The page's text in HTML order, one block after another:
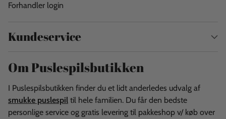
Forhandler login
Kundeservice
Om Puslespilsbutikken
I Puslespilsbutikken finder du et lidt anderledes udvalg af
smukke puslespil til hele familien. Du får den bedste
personlige service og gratis levering til pakkeshop v/ køb over